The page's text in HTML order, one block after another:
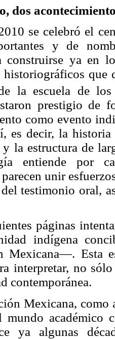
dos
se celebró el
y de
construirse ya en
historiográficos
la escuela de
prestigio de
como evento
es decir, la
y la estructura de
entiende por
unir
testimonio oral,
páginas
indígena
Mexicana—. Esta
interpretar, no
contemporánea.
Mexicana, como
mundo académico
ya algunas